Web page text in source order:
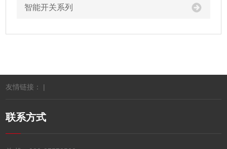
智能开关系列
友情链接： |
联系方式